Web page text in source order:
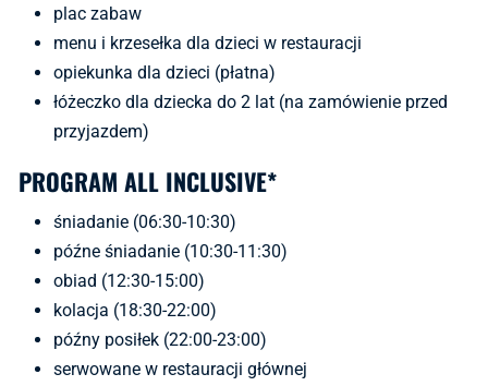
plac zabaw
menu i krzesełka dla dzieci w restauracji
opiekunka dla dzieci (płatna)
łóżeczko dla dziecka do 2 lat (na zamówienie przed
przyjazdem)
PROGRAM ALL INCLUSIVE*
śniadanie (06:30-10:30)
późne śniadanie (10:30-11:30)
obiad (12:30-15:00)
kolacja (18:30-22:00)
późny posiłek (22:00-23:00)
serwowane w restauracji głównej